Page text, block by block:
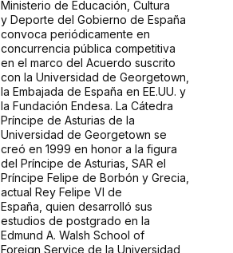
Ministerio de Educación, Cultura
y Deporte del Gobierno de España
convoca periódicamente en
concurrencia pública competitiva
en el marco del Acuerdo suscrito
con la Universidad de Georgetown,
la Embajada de España en EE.UU. y
la Fundación Endesa. La Cátedra
Príncipe de Asturias de la
Universidad de Georgetown se
creó en 1999 en honor a la figura
del Príncipe de Asturias, SAR el
Príncipe Felipe de Borbón y Grecia,
actual Rey Felipe VI de
España, quien desarrolló sus
estudios de postgrado en la
Edmund A. Walsh School of
Foreign Service de la Universidad